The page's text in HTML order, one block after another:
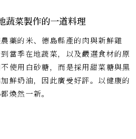
蔬菜製作的一道料理
藥的米、德島縣產的肉與新鮮雞
當季在地蔬菜，以及嚴選食材的原
使用白砂糖，而是採用甜菜糖與黑
鮮奶油，因此廣受好評。以健康的
煥然一新。